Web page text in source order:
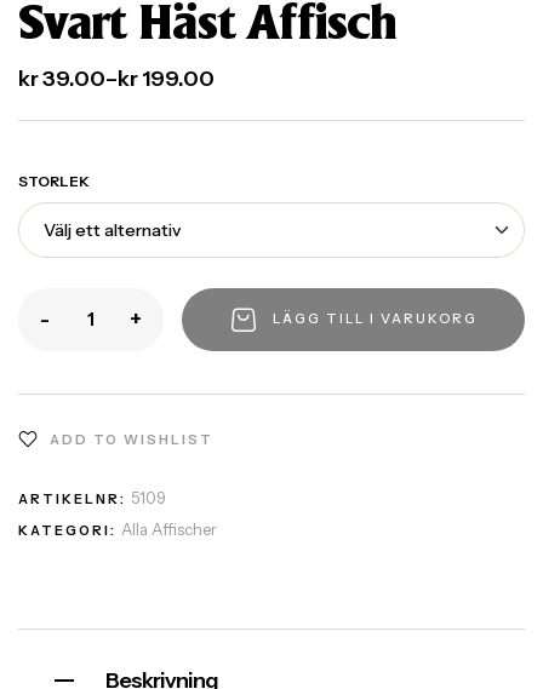
Svart Häst Affisch
kr39.00–kr199.00
STORLEK
- + LÄGG TILL I VARUKORG
ADD TO WISHLIST
ARTIKELNR: 5109
KATEGORI: Alla Affischer
Beskrivning